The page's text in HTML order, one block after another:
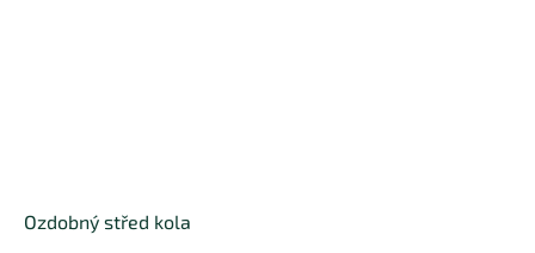
Ozdobný střed kola